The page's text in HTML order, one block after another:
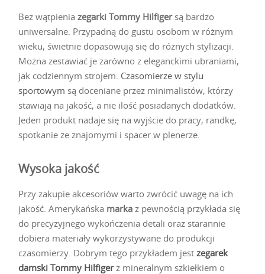
Bez wątpieniazegarki Tommy Hilfigersą bardzo
uniwersalne. Przypadną do gustu osobom w różnym
wieku, świetnie dopasowują się do różnych stylizacji.
Można zestawiać je zarówno z eleganckimi ubraniami,
jak codziennym strojem. Czasomierze w stylu
sportowym są doceniane przez minimalistów, którzy
stawiają na jakość, a nie ilość posiadanych dodatków.
Jeden produkt nadaje się na wyjście do pracy, randkę,
spotkanie ze znajomymi i spacer w plenerze.
Wysoka jakość
Przy zakupie akcesoriów warto zwrócić uwagę na ich
jakość. Amerykańska marka z pewnością przykłada się
do precyzyjnego wykończenia detali oraz starannie
dobiera materiały wykorzystywane do produkcji
czasomierzy. Dobrym tego przykładem jestzegarek
damski Tommy Hilfigerz mineralnym szkiełkiem o